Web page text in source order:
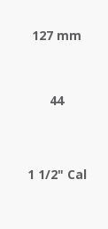
127 mm
44
1 1/2" Cal